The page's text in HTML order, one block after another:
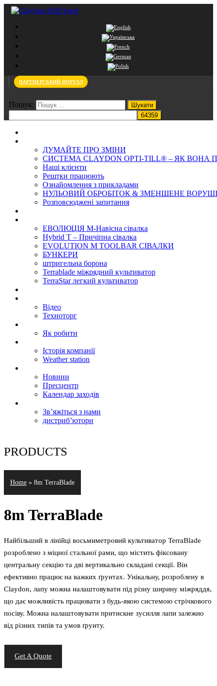
ПАРТНЕРСЬКИЙ ПОРТАЛ
Пошук:
ДУМАЙТЕ ПРО ЗМІНИ
СИСТЕМА CLAYDON OPTI‐TILL® – ЯК ВОНА
Наші клієнти
Рештки працюють
Ознайомлення з прикладами
НУЛЬОВИЙ ОБРОБІТОК & ЗМЕНШЕНЕ
Розповсюджені запитання
ЕВОЛЮЦІЯ M-Навісна сівалка
Hybrid T – Причіпна сівалка
EVOLUTION M TOOLBAR СІВАЛКИ
БУНКЕРИ
штригельна борона
Terrablade міжрядний культиватор
TerraStar легкий культиватор
Відео
Техноторг
Як робити
Історія компанії
Weather station
Новини
Пресцентр
Календар заходів
Зв’яжіться з нами
дистриб’ютори
PRODUCTS
Home » 8m TerraBlade
8m TerraBlade
Найбільший в лінійці восьмиметровий культиватор TerraBlade
розроблено з міцної стальної рами, що містить фіксовану
центральну секцію та дві вертикально складані секції. Він
ефективно працює на важких ґрунтах. Унікальну, розроблену в
Claydon, лапу можна налаштовувати під різну ширину міжряддя,
що дає можливість працювати з будь-якою системою стрічкового
посіву. Можна налаштовувати притискне зусилля лапи залежно
від різних типів та умов ґрунту.
Get A Quote